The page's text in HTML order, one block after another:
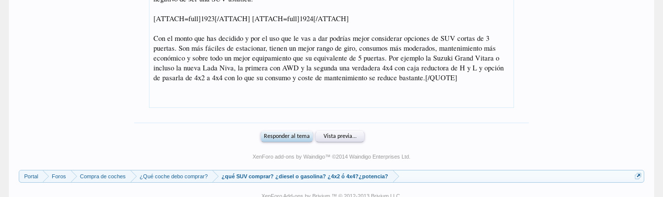
XenForo add-ons by Waindigo™ ©2014 Waindigo Enterprises Ltd
Portal Foros Compra de coches ¿Qué coche debo comprar? ¿qué SUV comprar? ¿diesel o gasolina? ¿4x2 ó 4x4?¿potencia?